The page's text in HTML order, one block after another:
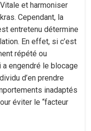
et harmoniser
Cependant, la
entretenu détermine
En effet, si c’est
répété ou
a engendré le blocage
d’en prendre
inadaptés
éviter le “facteur